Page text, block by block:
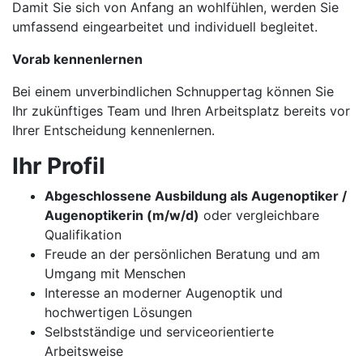
Damit Sie sich von Anfang an wohlfühlen, werden Sie
umfassend eingearbeitet und individuell begleitet.
Vorab kennenlernen
Bei einem unverbindlichen Schnuppertag können Sie
Ihr zukünftiges Team und Ihren Arbeitsplatz bereits vor
Ihrer Entscheidung kennenlernen.
Ihr Profil
Abgeschlossene Ausbildung als Augenoptiker /
Augenoptikerin (m/w/d) oder vergleichbare
Qualifikation
Freude an der persönlichen Beratung und am
Umgang mit Menschen
Interesse an moderner Augenoptik und
hochwertigen Lösungen
Selbstständige und serviceorientierte
Arbeitsweise